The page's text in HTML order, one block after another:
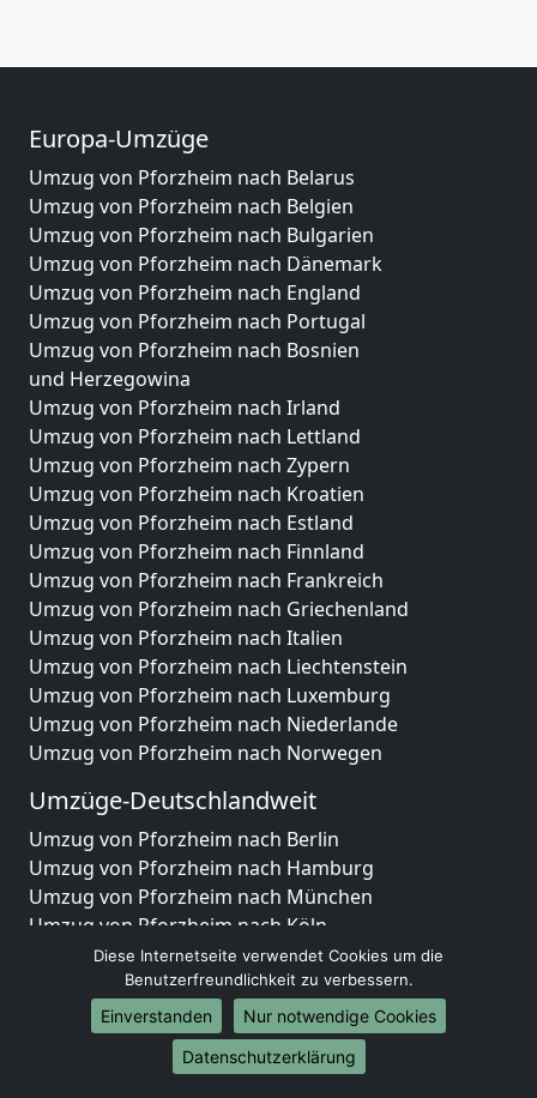
Europa-Umzüge
Umzug von Pforzheim nach Belarus
Umzug von Pforzheim nach Belgien
Umzug von Pforzheim nach Bulgarien
Umzug von Pforzheim nach Dänemark
Umzug von Pforzheim nach England
Umzug von Pforzheim nach Portugal
Umzug von Pforzheim nach Bosnien
und Herzegowina
Umzug von Pforzheim nach Irland
Umzug von Pforzheim nach Lettland
Umzug von Pforzheim nach Zypern
Umzug von Pforzheim nach Kroatien
Umzug von Pforzheim nach Estland
Umzug von Pforzheim nach Finnland
Umzug von Pforzheim nach Frankreich
Umzug von Pforzheim nach Griechenland
Umzug von Pforzheim nach Italien
Umzug von Pforzheim nach Liechtenstein
Umzug von Pforzheim nach Luxemburg
Umzug von Pforzheim nach Niederlande
Umzug von Pforzheim nach Norwegen
Umzüge-Deutschlandweit
Umzug von Pforzheim nach Berlin
Umzug von Pforzheim nach Hamburg
Umzug von Pforzheim nach München
Umzug von Pforzheim nach Köln
Umzug von Pforzheim nach Frankfurt am Main
Umzug von Pforzheim nach Stuttgart
Umzug von Pforzheim nach Düsseldorf
Umzug von Pforzheim nach Leipzig
Umzug von Pforzheim nach Dortmund
Diese Internetseite verwendet Cookies um die
Benutzerfreundlichkeit zu verbessern.
Einverstanden
Nur notwendige Cookies
Datenschutzerklärung